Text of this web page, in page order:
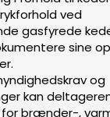
ved
gasfyrede
sine
og
kan
for brænder-,